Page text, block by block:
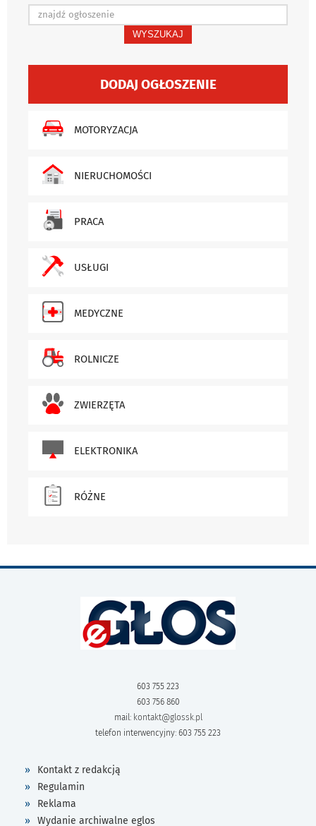
WYSZUKAJ
DODAJ OGŁOSZENIE
MOTORYZACJA
NIERUCHOMOŚCI
PRACA
USŁUGI
MEDYCZNE
ROLNICZE
ZWIERZĘTA
ELEKTRONIKA
RÓŻNE
603 755 223
603 756 860
mail: kontakt@glossk.pl
telefon interwencyjny: 603 755 223
Kontakt z redakcją
Regulamin
Reklama
Wydanie archiwalne eglos